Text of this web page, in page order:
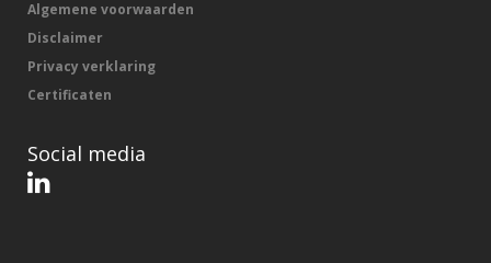
Algemene voorwaarden
Disclaimer
Privacy verklaring
Certificaten
Social media